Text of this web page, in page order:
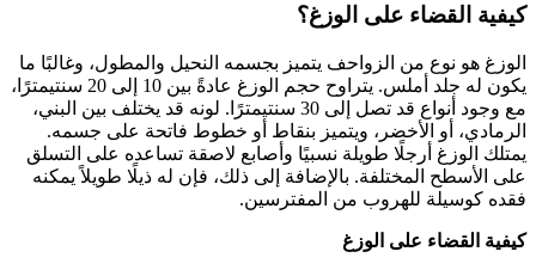
القضاء على الوزغ؟
هو نوع من الزواحف يتميز بجسمه النحيل والمطول، وغالبًا ما
يكون له جلد أملس. يتراوح حجم الوزغ عادةً بين 10 إلى 20 سنتيمترًا،
مع وجود أنواع قد تصل إلى 30 سنتيمترًا. لونه قد يختلف بين البني،
أو الأخضر، ويتميز بنقاط أو خطوط فاتحة على جسمه.
الوزغ أرجلًا طويلة نسبيًا وأصابع لاصقة تساعده على التسلق
الأسطح المختلفة. بالإضافة إلى ذلك، فإن له ذيلًا طويلاً يمكنه
كوسيلة للهروب من المفترسين.
القضاء على الوزغ